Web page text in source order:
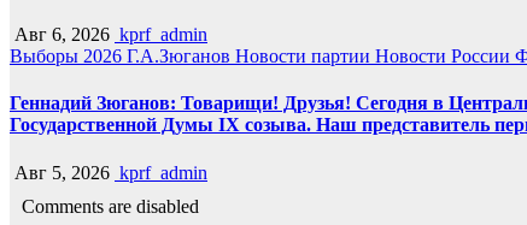
Авг 6, 2026 kprf_admin
Выборы 2026 Г.А.Зюганов Новости партии Новости России
Геннадий Зюганов: Товарищи! Друзья! Сегодня в
Государственной Думы IX созыва. Наш представитель
Авг 5, 2026 kprf_admin
Comments are disabled